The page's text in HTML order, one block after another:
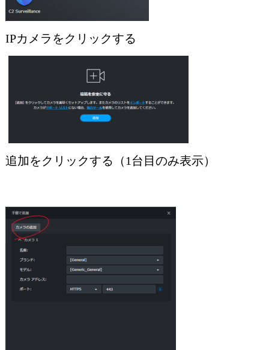
IPカメラをクリックする
追加をクリックする（1台目のみ表示）